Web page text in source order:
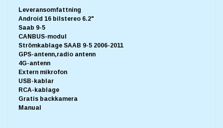
Leveransomfattning
Android 16 bilstereo 6.2"
Saab 9-5
CANBUS-modul
Strömkablage SAAB 9-5 2006-2011
GPS-antenn,radio antenn
4G-antenn
Extern mikrofon
USB-kablar
RCA-kablage
Gratis backkamera
Manual